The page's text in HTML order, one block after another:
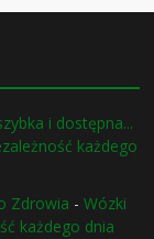
i dostępna...
każdego
Zdrowia -Wózki
każdego dnia